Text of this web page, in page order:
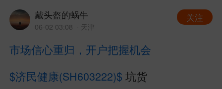
戴头盔的蜗牛
06-02 03:08 · 天津
关注
市场信心重归，开户把握机会
$济民健康(SH603222)$坑货